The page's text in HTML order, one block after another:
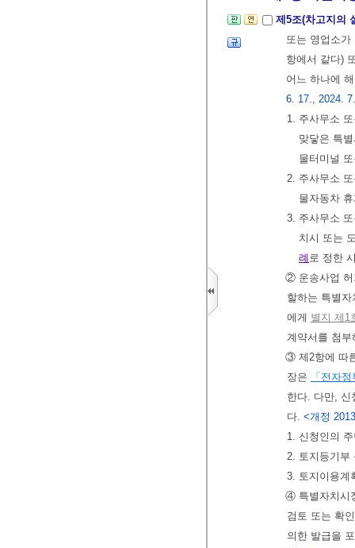
제5조(차고지의
또는 영업소가
항에서 같다)
어느 하나에
6. 17., 2024.
1. 주사무소
맞닿은 특
물터미널
2. 주사무소
물자동차
3. 주사무소
치시 또는
례 로 정한
② 운송사업
할하는 특별
에게 별지 제1
계약서를 첨
③ 제2항에 따
장은
「전자
한다. 다만, 신
다. <개정
1. 신청인의
2. 토지등기부
3. 토지이용계
④ 특별자치시
검토 또는 확
의한 발급을